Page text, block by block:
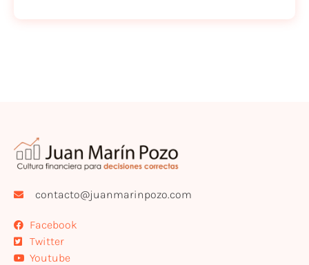
contacto@juanmarinpozo.com
Facebook
Twitter
Youtube